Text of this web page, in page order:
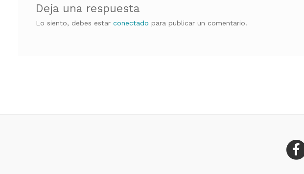
Deja una respuesta
Lo siento, debes estarconectado para publicar un comentario.